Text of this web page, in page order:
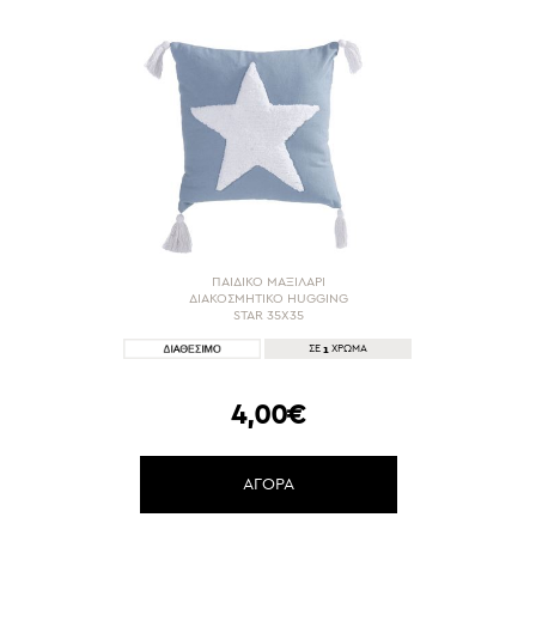
ΠΑΙΔΙΚΟ ΜΑΞΙΛΑΡΙ
ΔΙΑΚΟΣΜΗΤΙΚΟ HUGGING
STAR 35X35
ΣΕ 1 ΧΡΩΜΑ
4,00€
ΑΓΟΡΑ